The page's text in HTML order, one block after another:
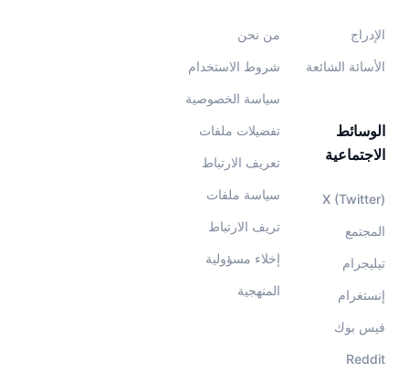
من نحن
شروط الاستخدام
سياسة الخصوصية
تفضيلات ملفات
تعريف الارتباط
سياسة ملفات
تريف الارتباط
إخلاء مسؤولية
المنهجية
الإدراج
الأسائة الشائعة
الوسائط
الاجتماعية
X (Twitter)
المجتمع
تيليجرام
إنستغرام
فيس بوك
Reddit